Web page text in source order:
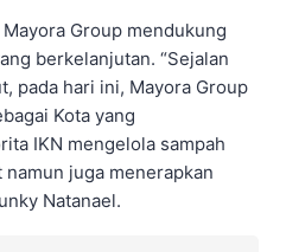
Group mendukung
berkelanjutan. “Sejalan
pada hari ini, Mayora Group
Kota yang
IKN mengelola sampah
juga menerapkan
Natanael.